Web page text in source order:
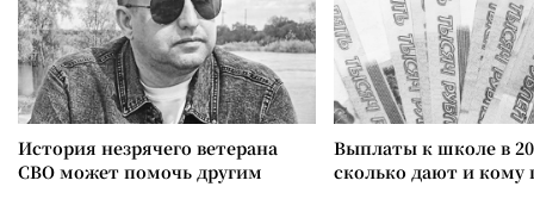
История незрячего ветерана
СВО может помочь другим
Выплаты к школе в
сколько дают и